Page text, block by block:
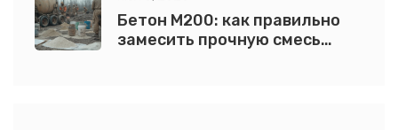
Бетон М200: как правильно
замесить прочную смесь